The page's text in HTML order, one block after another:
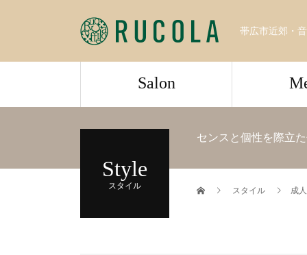
帯広市近郊・
Salon
Style
スタイル
センスと個性を際立
スタイル 成